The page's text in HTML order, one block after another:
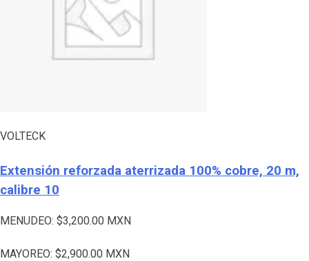
VOLTECK
Extensión reforzada aterrizada 100% cobre, 20 m,
calibre 10
MENUDEO: $3,200.00 MXN
MAYOREO: $2,900.00 MXN